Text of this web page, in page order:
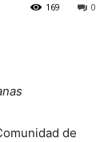
0
169
de